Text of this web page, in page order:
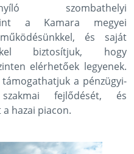
szombathelyi
a Kamara megyei
és saját
biztosítjuk, hogy
elérhetőek legyenek.
a pénzügyi-
fejlődését, és
hazai piacon.